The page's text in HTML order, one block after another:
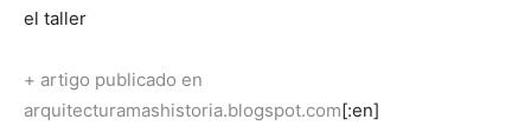
el taller
+ artigo publicado en
arquitecturamashistoria.blogspot.com[:en]